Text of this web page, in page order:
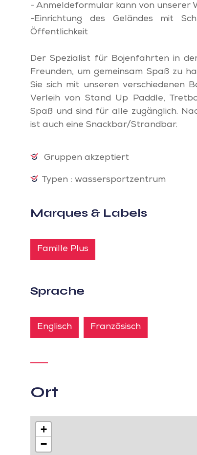
- Anmeldeformular kann von unserer
-Einrichtung des Geländes mit
Öffentlichkeit
Der Spezialist für Bojenfahrten in
Freunden, um gemeinsam Spaß zu
Sie sich mit unseren verschiedenen
Verleih von Stand Up Paddle,
Spaß und sind für alle zugänglich.
ist auch eine Snackbar/Strandbar.
Gruppen akzeptiert
Typen : wassersportzentrum
Marques & Labels
Famille Plus
Sprache
Englisch Französisch
Ort
+
−